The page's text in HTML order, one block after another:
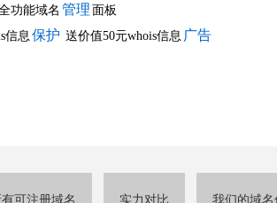
功能域名 管理 面板
信息 保护 送价值50元whois信息 广告
可注册域名 实力对比 我们的域